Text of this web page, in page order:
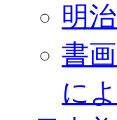
明
書
に